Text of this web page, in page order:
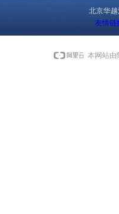
北京华
友情链
本网站由